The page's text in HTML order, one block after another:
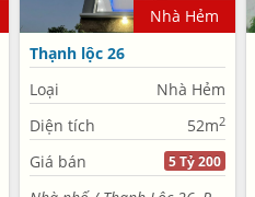
Nhà Hẻm
Thạnh lộc 26
Loại
Nhà Hẻm
Diện tích
52m2
Giá bán 5 Tỷ 200